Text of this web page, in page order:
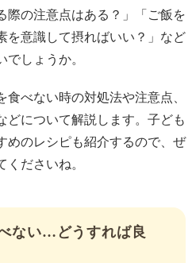
際の注意点はある？」「ご飯を
を意識して摂ればいい？」など
しょうか。
べない時の対処法や注意点、
どについて解説します。子ども
めのレシピも紹介するので、ぜ
ださいね。
ない…どうすれば良